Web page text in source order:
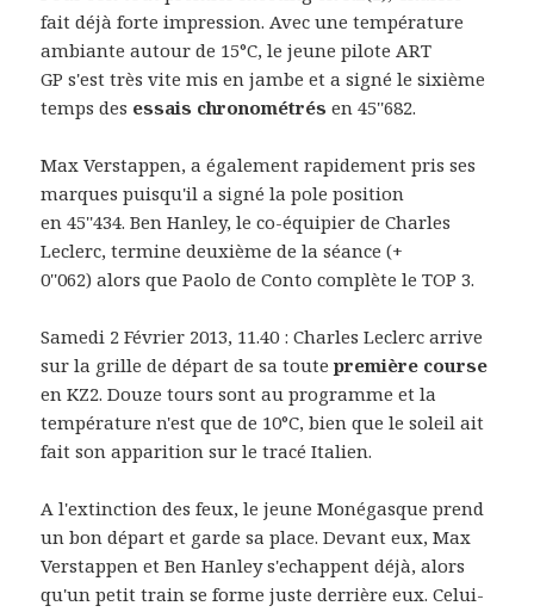
fait déjà forte impression. Avec une température
ambiante autour de 15°C, le jeune pilote ART
GP s'est très vite mis en jambe et a signé le sixième
temps des essais chronométrés en 45''682.
Max Verstappen, a également rapidement pris ses
marques puisqu'il a signé la pole position
en 45''434. Ben Hanley, le co-équipier de Charles
Leclerc, termine deuxième de la séance (+
0''062) alors que Paolo de Conto complète le TOP 3.
Samedi 2 Février 2013, 11.40 : Charles Leclerc arrive
sur la grille de départ de sa toute première course
en KZ2. Douze tours sont au programme et la
température n'est que de 10°C, bien que le soleil ait
fait son apparition sur le tracé Italien.
A l'extinction des feux, le jeune Monégasque prend
un bon départ et garde sa place. Devant eux, Max
Verstappen et Ben Hanley s'echappent déjà, alors
qu'un petit train se forme juste derrière eux. Celui-